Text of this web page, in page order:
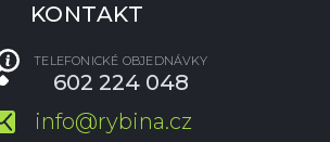
KONTAKT
TELEFONICKÉ OBJEDNÁVKY
602 224 048
info@rybina.cz